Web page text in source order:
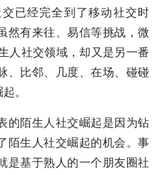
已经完全到了移动社交时
然有来往、易信等挑战，微
人社交领域，却又是另一番
、比邻、几度、在场、碰碰
。
的陌生人社交崛起是因为钻
陌生人社交崛起的机会。事
是基于熟人的一个朋友圈社